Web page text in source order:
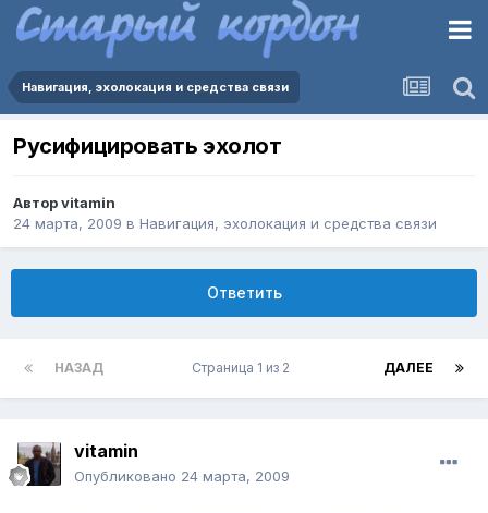
Навигация, эхолокация и средства связи
Русифицировать эхолот
Авторvitamin
24 марта, 2009 в Навигация, эхолокация и средства связи
Ответить
НАЗАД ДАЛЕЕ
Страница 1 из 2
vitamin
Опубликовано 24 марта, 2009